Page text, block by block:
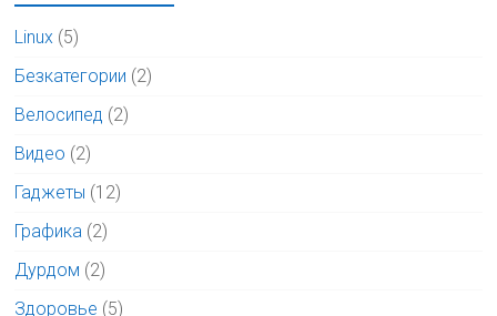
Linux (5)
Безкатегории (2)
Велосипед (2)
Видео (2)
Гаджеты (12)
Графика (2)
Дурдом (2)
Здоровье (5)